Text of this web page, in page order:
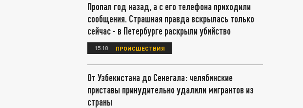
Пропал год назад, а с его телефона приходили
сообщения. Страшная правда вскрылась только
сейчас - в Петербурге раскрыли убийство
15:18 ПРОИСШЕСТВИЯ
От Узбекистана до Сенегала: челябинские
приставы принудительно удалили мигрантов из
страны